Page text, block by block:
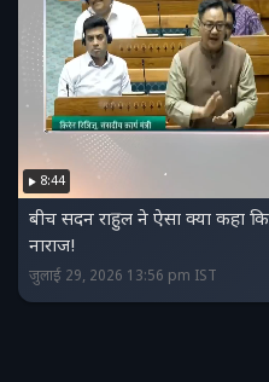
8:44
बीच सदन राहुल ने ऐसा क्या कहा
नाराज!
जुलाई 29, 2026 13:56 pm IST